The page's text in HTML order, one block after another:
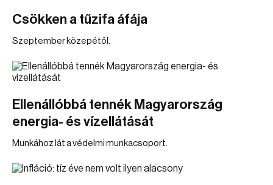
Csökken a tűzifa áfája
Szeptember közepétől.
Ellenállóbbá tennék Magyarország
energia- és vízellátását
Munkához lát a védelmi munkacsoport.